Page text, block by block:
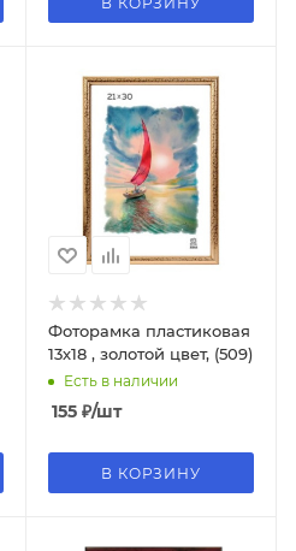
Фоторамка пластиковая
13х18 , золотой цвет, (509)
Есть в наличии
155 ₽/шт
В КОРЗИНУ